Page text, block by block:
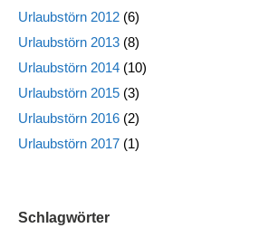
Urlaubstörn 2012 (6)
Urlaubstörn 2013 (8)
Urlaubstörn 2014 (10)
Urlaubstörn 2015 (3)
Urlaubstörn 2016 (2)
Urlaubstörn 2017 (1)
Schlagwörter